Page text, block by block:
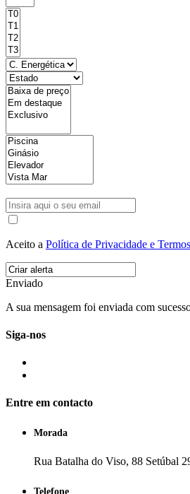
Aceito a Política de Privacidade e
Enviado
A sua mensagem foi enviada com
Siga-nos
Entre em contacto
Morada
Rua Batalha do Viso, 88 Setúbal
Telefone